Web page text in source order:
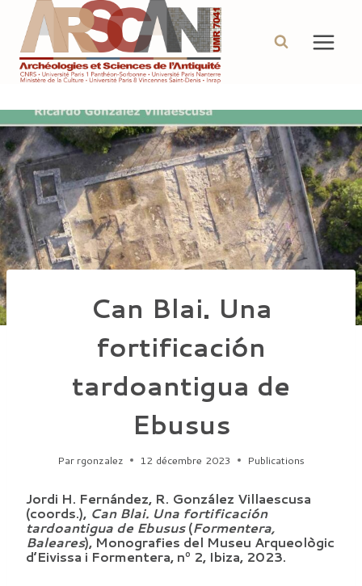
contenu
Can Blai. Una
fortificación
tardoantigua de
Ebusus
Par rgonzalez 12 décembre 2023 Publications
Jordi H. Fernández, R. González Villaescusa
(coords.), Can Blai. Una fortificación
tardoantigua de Ebusus(Formentera,
Baleares), Monografies del Museu Arqueològic
d’Eivissa i Formentera, nº 2, Ibiza, 2023.